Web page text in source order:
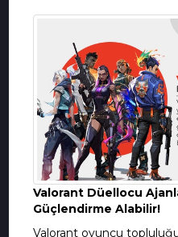
Valorant Düellocu
Güçlendirme Alabilir!
Valorant oyuncu